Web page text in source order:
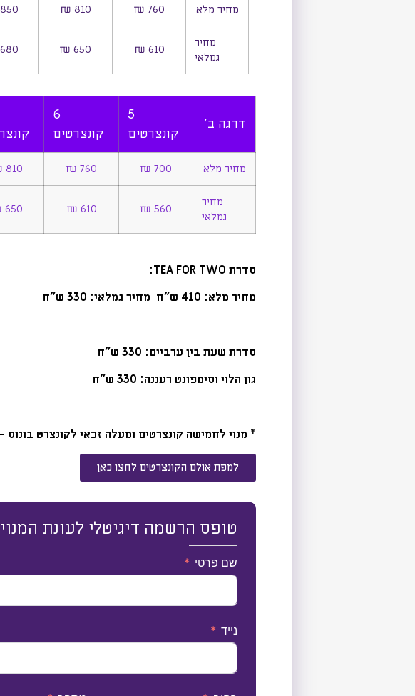
מחיר מלא 760 ₪
810 ₪
850 ₪
מחיר
גמלאי
610 ₪
650 ₪
680 ₪
דרגה ב'
5
קונצרטים
6
קונצרטים
מחיר מלא 700 ₪
760 ₪
810 ₪
מחיר
גמלאי
560 ₪
610 ₪
650 ₪
סדרת TEA FOR TWO:
מחיר מלא: 410 ש"ח מחיר גמלאי: 330 ש"ח
סדרת שעת בין ערביים: 330 ש"ח
גון הלוי וסימפונט רעננה: 330 ש"ח
* מנוי לחמישה קונצרטים ומעלה זכאי לקונצרט בונוס – קונצרט מס' 11 "סוף עונה" (למעט
למפת אולם הקונצרטים לחצו כאן
טופס הרשמה דיגיטלי לעונת המנויים 2025-
שם פרטי
נייד